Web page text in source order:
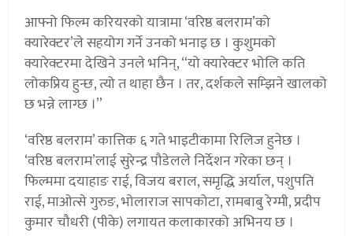
आफ्नो फिल्म करियरको यात्रामा ‘वरिष्ठ बलराम’को
क्यारेक्टर’ले सहयोग गर्ने उनको भनाइ छ । कुशुमको
क्यारेक्टरमा देखिने उनले भनिन्, “यो क्यारेक्टर भोलि कति
लोकप्रिय हुन्छ, त्यो त थाहा छैन । तर, दर्शकले सम्झिने खालको
छ भन्ने लाग्छ ।”
‘वरिष्ठ बलराम’ कात्तिक ६ गते भाइटीकामा रिलिज हुनेछ ।
‘वरिष्ठ बलराम’लाई सुरेन्द्र पौडेलले निर्देशन गरेका छन् ।
फिल्ममा दयाहाङ राई, विजय बराल, समृद्धि अर्याल, पशुपति
राई, माओत्से गुरुङ, भोलाराज सापकोटा, रामबाबु रेग्मी, प्रदीप
कुमार चौधरी (पीके) लगायत कलाकारको अभिनय छ ।